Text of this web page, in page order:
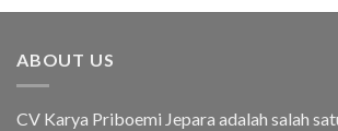
ABOUT US
CV Karya Priboemi Jepara adalah salah